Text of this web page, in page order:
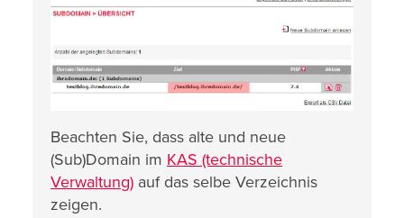
Beachten Sie, dass alte und neue
(Sub)Domain im KAS (technische
Verwaltung) auf das selbe Verzeichnis
zeigen.